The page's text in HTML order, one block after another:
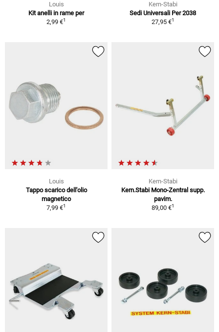
Louis
Kit anelli in rame per
2,99 €1
Kern-Stabi
Sedi Universali Per 2038
27,95 €1
Louis
Tappo scarico dell'olio
magnetico
7,99 €1
Kern-Stabi
Kern.Stabi Mono-Zentral supp.
pavim.
89,00 €1